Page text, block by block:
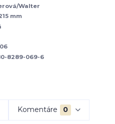
Walter
mm
8289-069-6
Komentáre 0